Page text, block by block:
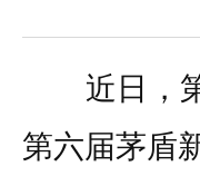
近日，第
第六届茅盾